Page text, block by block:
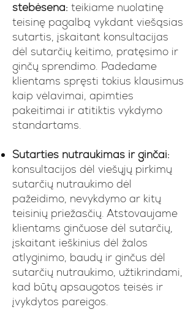
stebėsena: teikiame nuolatinę
teisinę pagalbą vykdant viešąsias
sutartis, įskaitant konsultacijas
dėl sutarčių keitimo, pratęsimo ir
ginčų sprendimo. Padedame
klientams spręsti tokius klausimus
kaip vėlavimai, apimties
pakeitimai ir atitiktis vykdymo
standartams.
Sutarties nutraukimas ir ginčai:
konsultacijos dėl viešųjų pirkimų
sutarčių nutraukimo dėl
pažeidimo, nevykdymo ar kitų
teisinių priežasčių. Atstovaujame
klientams ginčuose dėl sutarčių,
įskaitant ieškinius dėl žalos
atlyginimo, baudų ir ginčus dėl
sutarčių nutraukimo, užtikrindami,
kad būtų apsaugotos teisės ir
įvykdytos pareigos.